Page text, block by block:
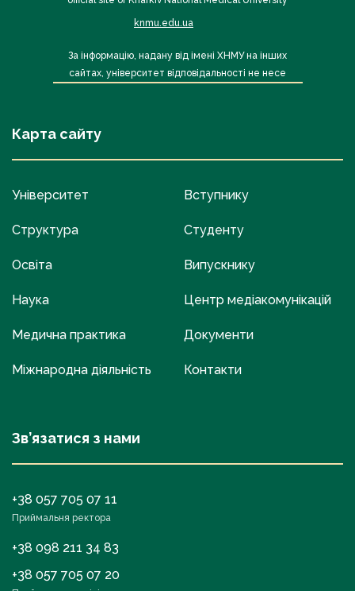
knmu.edu.ua
За інформацію, надану від імені ХНМУ на інших
сайтах, університет відповідальності не несе
Карта сайту
Університет
Структура
Освіта
Наука
Медична практика
Міжнародна діяльність
Вступнику
Студенту
Випускнику
Центр медіакомунікацій
Документи
Контакти
Зв’язатися з нами
+38 057 705 07 11
Приймальня ректора
+38 098 211 34 83
+38 057 705 07 20